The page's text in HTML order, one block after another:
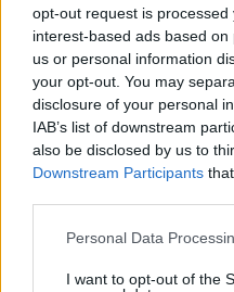
opt-out request is
interest-based ads based
us or personal information
your opt-out. You may
disclosure of your personal
IAB’s list of downstream
also be disclosed by us to
Downstream Participants
Please note that this
not limited to your visit or
Personal Data
I want to opt-out of the
Αναστάτωση σε κλινική
Έβαλαν σε γυναίκα το
πριν 11 λεπτά
Φωτιά στο Κοκκινόχωμα
ενισχύθηκαν οι δυνάμεις
πριν 11 λεπτά
επαναπατρισμού σε
πριν 11 λεπτά
πριν 12 λεπτά